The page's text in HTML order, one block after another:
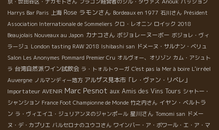
京・世田谷区・ナカモトさん フラコン経営者のジル・ダヴァス Anouk パッション
Harrys Bar Paris 上海 Rose ラモンさん Bordeaux en 1977 石川さん Président
Association Internationale de Sommeliers クロ・レオニン ロイック 2018
Beaujolais Nouveaux au Japon カナコさん ボジョレーヌーボー ボジョレ・ヴィ
ラージュ London tasting RAW 2018 Ishibashi san ドメーヌ・サルナン・ベリュ
Salon Les Anonymes Pommard Premier Cru オルヴォー、オリゾン カム・アシュト
ラ 台湾自然派ワイン試飲会 ラ・トォルトゥーガ C'est pas la Mer à boire L'irréel
Auvergne ノルマンディー地方 アルザス見本市「レ・ヴァン・リベレ」
Importateur AVENIR Marc Pesnot aux Amis des Vins Tours シャトー・
シャンション France Foot Championne de Monde 竹之内さん イヤン・ベルトラ
ン ラ・ヴィエイユ・ジュリアンヌのジャンポール 星川さん Tomomi san ドメー
ヌ・デ・カプリエ バルセロナのユウコさん ワインバー・ア・ボワール・エ・ア・マ